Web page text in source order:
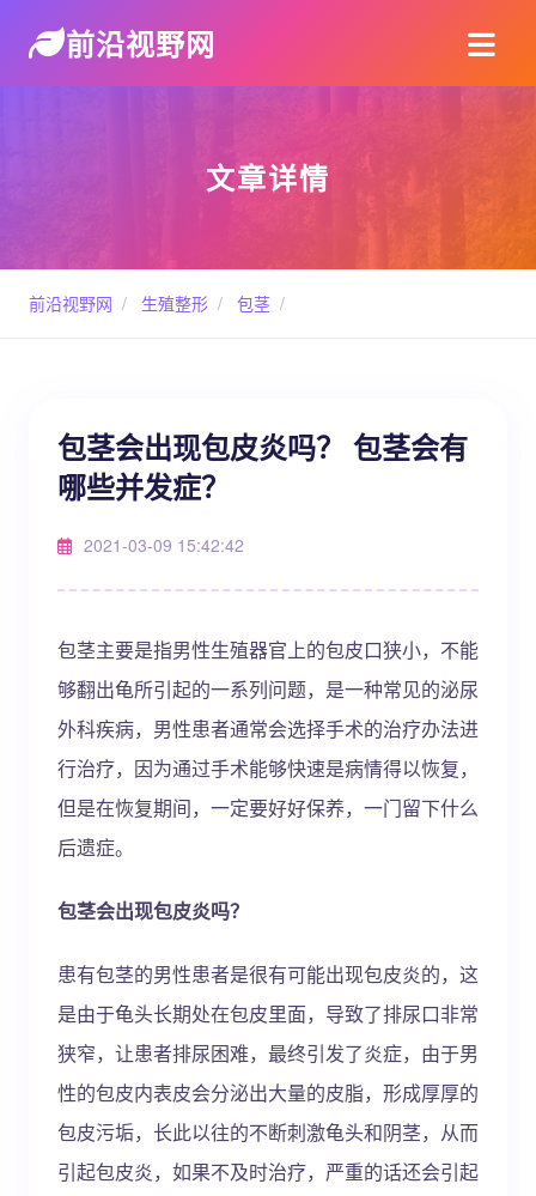
前沿视野网
文章详情
前沿视野网 / 生殖整形 / 包茎 /
包茎会出现包皮炎吗？ 包茎会有
哪些并发症？
2021-03-09 15:42:42
包茎主要是指男性生殖器官上的包皮口狭小，不能
够翻出龟所引起的一系列问题，是一种常见的泌尿
外科疾病，男性患者通常会选择手术的治疗办法进
行治疗，因为通过手术能够快速是病情得以恢复，
但是在恢复期间，一定要好好保养，一门留下什么
后遗症。
包茎会出现包皮炎吗？
患有包茎的男性患者是很有可能出现包皮炎的，这
是由于龟头长期处在包皮里面，导致了排尿口非常
狭窄，让患者排尿困难，最终引发了炎症，由于男
性的包皮内表皮会分泌出大量的皮脂，形成厚厚的
包皮污垢，长此以往的不断刺激龟头和阴茎，从而
引起包皮炎，如果不及时治疗，严重的话还会引起